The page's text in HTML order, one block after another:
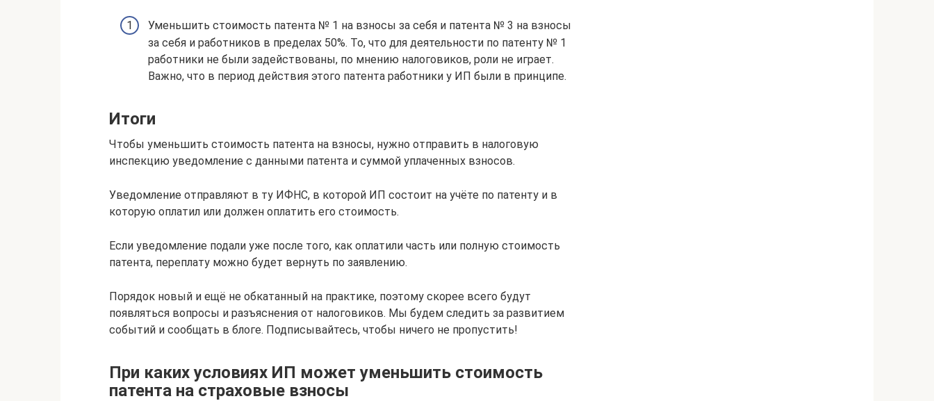
Уменьшить стоимость патента № 1 на взносы за себя и патента № 3 на взносы
за себя и работников в пределах 50%. То, что для деятельности по патенту № 1
работники не были задействованы, по мнению налоговиков, роли не играет.
Важно, что в период действия этого патента работники у ИП были в принципе.
Итоги
Чтобы уменьшить стоимость патента на взносы, нужно отправить в налоговую
инспекцию уведомление с данными патента и суммой уплаченных взносов.
Уведомление отправляют в ту ИФНС, в которой ИП состоит на учёте по патенту и в
которую оплатил или должен оплатить его стоимость.
Если уведомление подали уже после того, как оплатили часть или полную стоимость
патента, переплату можно будет вернуть по заявлению.
Порядок новый и ещё не обкатанный на практике, поэтому скорее всего будут
появляться вопросы и разъяснения от налоговиков. Мы будем следить за развитием
событий и сообщать в блоге. Подписывайтесь, чтобы ничего не пропустить!
При каких условиях ИП может уменьшить стоимость
патента на страховые взносы